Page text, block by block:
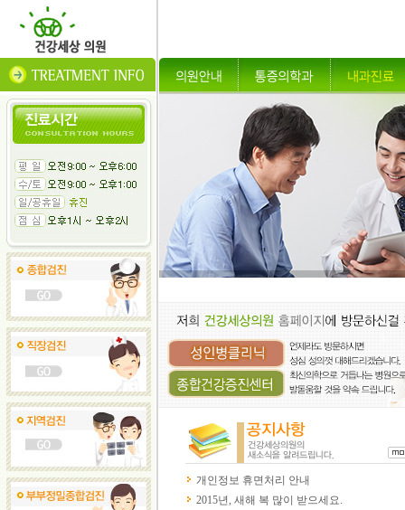
개인정보 휴면처리 안내
2015년, 새해 복 많이 받으세요.